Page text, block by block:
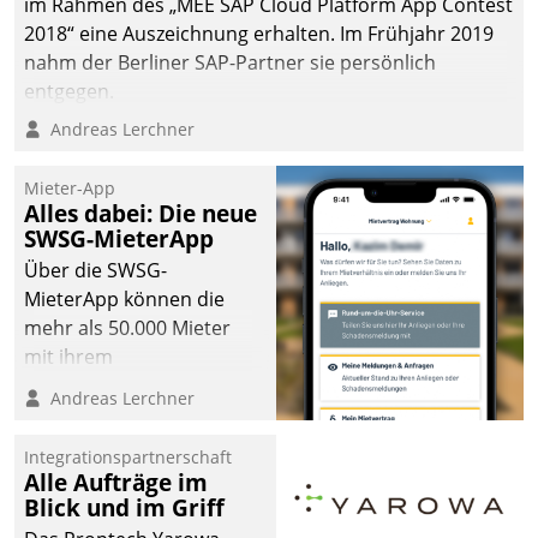
2018“ eine Auszeichnung erhalten. Im Frühjahr 2019
nahm der Berliner SAP-Partner sie persönlich
entgegen.
Andreas Lerchner
Mieter-App
Alles dabei: Die neue
SWSG-MieterApp
Über die SWSG-
MieterApp können die
mehr als 50.000 Mieter
mit ihrem
Wohnungsunternehmen
kommunizieren, auf dem
einsehen und ändern
oder
Schadensmeldungen
Andreas Lerchner
Integrationspartnerschaft
Alle Aufträge im
Blick und im Griff